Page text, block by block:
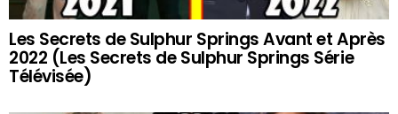
Les Secrets de Sulphur Springs Avant et Après
2022 (Les Secrets de Sulphur Springs Série
Télévisée)